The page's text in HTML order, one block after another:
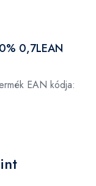
0,7LEAN
EAN kódja: